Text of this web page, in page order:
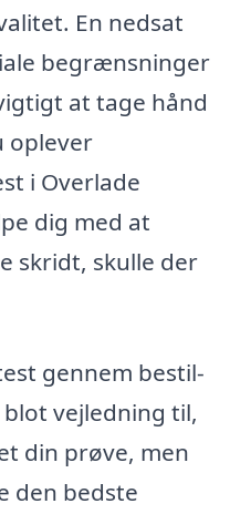
En nedsat
begrænsninger
at tage hånd
oplever
i Overlade
dig med at
skridt, skulle der
gennem bestil-
vejledning til,
din prøve, men
den bedste